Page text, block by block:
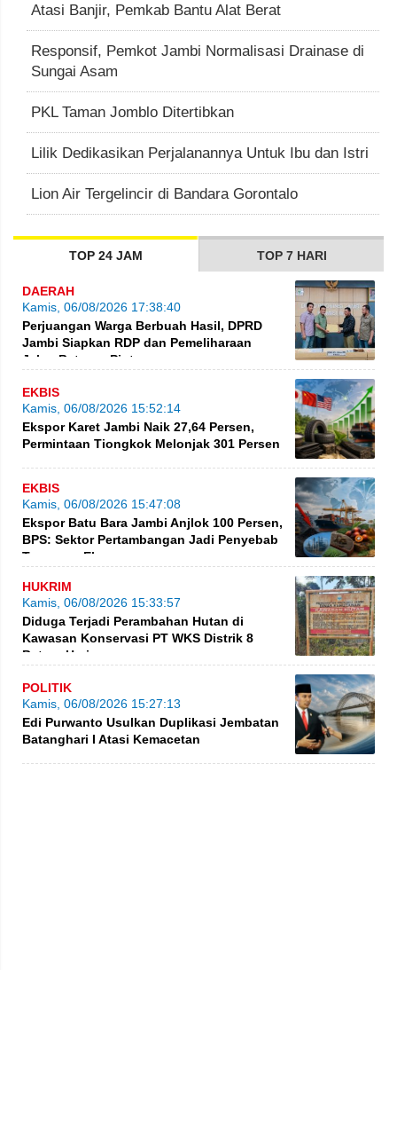
Atasi Banjir, Pemkab Bantu Alat Berat
Responsif, Pemkot Jambi Normalisasi Drainase di
Sungai Asam
PKL Taman Jomblo Ditertibkan
Lilik Dedikasikan Perjalanannya Untuk Ibu dan Istri
Lion Air Tergelincir di Bandara Gorontalo
TOP 24 JAM TOP 7 HARI
DAERAH
Kamis, 06/08/2026 17:38:40
Perjuangan Warga Berbuah Hasil, DPRD
Jambi Siapkan RDP dan Pemeliharaan
Jalan Betung–Pintas
EKBIS
Kamis, 06/08/2026 15:52:14
Ekspor Karet Jambi Naik 27,64 Persen,
Permintaan Tiongkok Melonjak 301 Persen
EKBIS
Kamis, 06/08/2026 15:47:08
Ekspor Batu Bara Jambi Anjlok 100 Persen,
BPS: Sektor Pertambangan Jadi Penyebab
Turunnya Ekspor
HUKRIM
Kamis, 06/08/2026 15:33:57
Diduga Terjadi Perambahan Hutan di
Kawasan Konservasi PT WKS Distrik 8
BatangHari
POLITIK
Kamis, 06/08/2026 15:27:13
Edi Purwanto Usulkan Duplikasi Jembatan
Batanghari I Atasi Kemacetan